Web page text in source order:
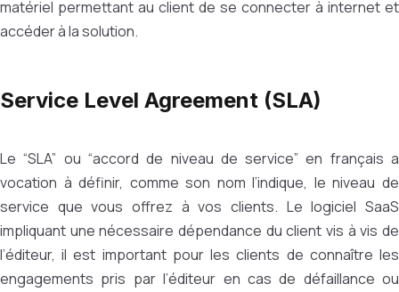
matériel permettant au client de se connecter à internet et
accéder à la solution.
Service Level Agreement (SLA)
Le “SLA” ou “accord de niveau de service” en français a
vocation à définir, comme son nom l’indique, le niveau de
service que vous offrez à vos clients. Le logiciel SaaS
impliquant une nécessaire dépendance du client vis à vis de
l’éditeur, il est important pour les clients de connaître les
engagements pris par l’éditeur en cas de défaillance ou